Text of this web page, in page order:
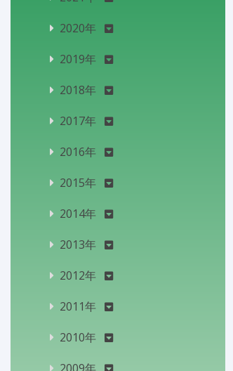
2020年
2019年
2018年
2017年
2016年
2015年
2014年
2013年
2012年
2011年
2010年